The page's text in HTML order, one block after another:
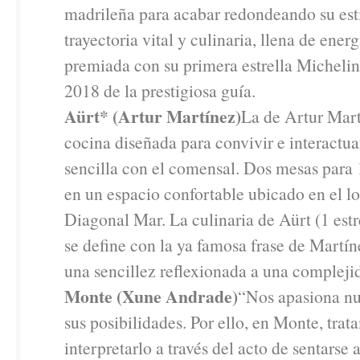
madrileña para acabar redondeando su
trayectoria vital y culinaria, llena de
premiada con su primera estrella
2018 de la prestigiosa guía.
Aürt* (Artur Martínez)La de Artur
cocina diseñada para convivir e
sencilla con el comensal. Dos mesas para
en un espacio confortable ubicado en el
Diagonal Mar. La culinaria de Aürt (1
se define con la ya famosa frase de
una sencillez reflexionada a una
Monte (Xune Andrade)“Nos apasiona
sus posibilidades. Por ello, en Monte,
interpretarlo a través del acto de sentarse